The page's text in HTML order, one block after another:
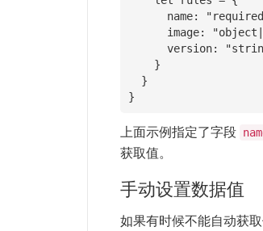
}
上面示例指定了字段
获取值。
手动设置数据值
如果有时候不能自动获